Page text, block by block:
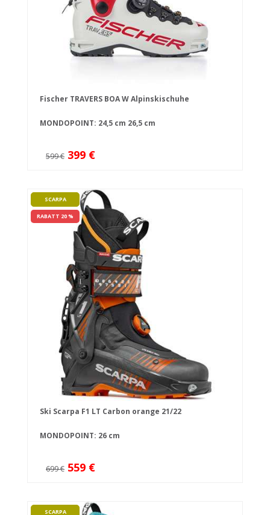
Fischer TRAVERS BOA W Alpinskischuhe
MONDOPOINT: 24,5 cm 26,5 cm
599 € 399 €
SCARPA
RABATT 20 %
Ski Scarpa F1 LT Carbon orange 21/22
MONDOPOINT: 26 cm
699 € 559 €
SCARPA